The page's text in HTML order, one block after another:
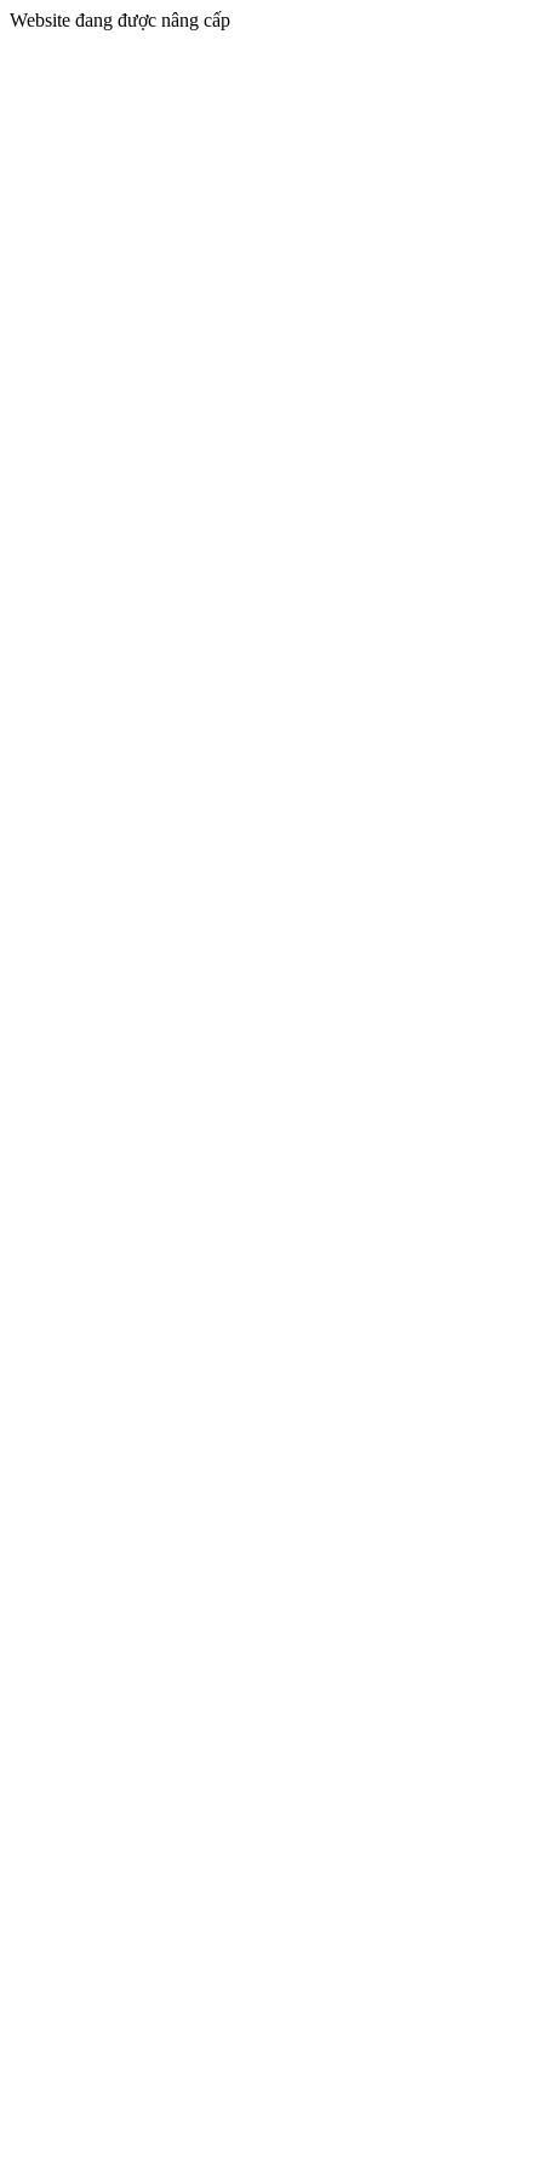
Website đang được nâng cấp